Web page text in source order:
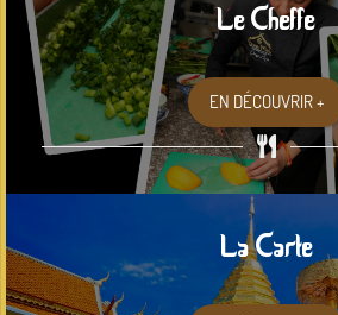
Le Cheffe
EN DÉCOUVRIR +
La Carte